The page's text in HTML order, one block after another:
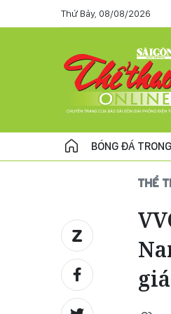
Thứ Bảy, 08/08/2026
BÓNG ĐÁ
THỂ